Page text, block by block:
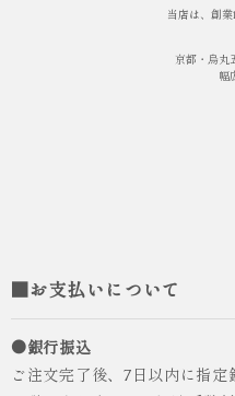
当店は、創
京都・烏丸
幅
■お支払いについて
●銀行振込
ご注文完了後、7日以内に指定